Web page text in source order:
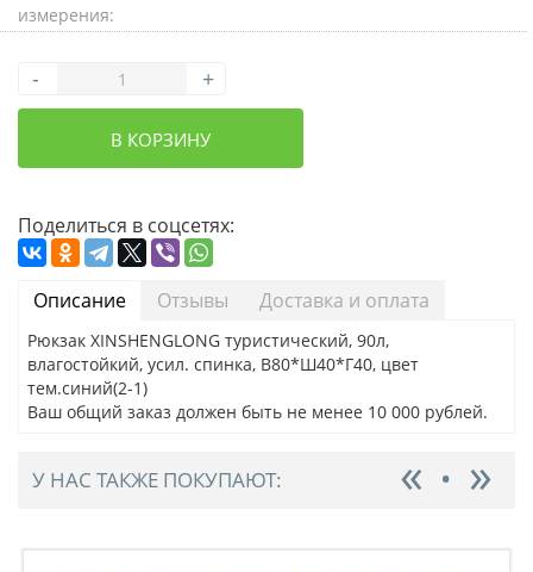
измерения:
- +
В КОРЗИНУ
Поделиться в соцсетях:
Описание Отзывы Доставка и оплата
Рюкзак XINSHENGLONG туристический, 90л,
влагостойкий, усил. спинка, В80*Ш40*Г40, цвет
тем.синий(2-1)
Ваш общий заказ должен быть не менее 10 000 рублей.
У НАС ТАКЖЕ ПОКУПАЮТ: